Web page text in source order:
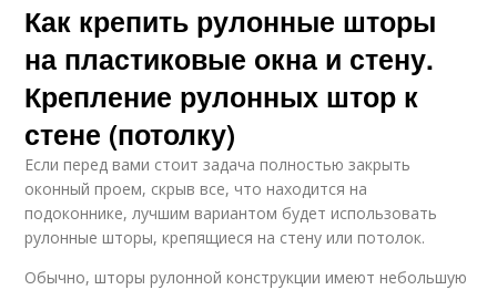
Как крепить рулонные шторы
на пластиковые окна и стену.
Крепление рулонных штор к
стене (потолку)
Если перед вами стоит задача полностью закрыть
оконный проем, скрыв все, что находится на
подоконнике, лучшим вариантом будет использовать
рулонные шторы, крепящиеся на стену или потолок.
Обычно, шторы рулонной конструкции имеют небольшую